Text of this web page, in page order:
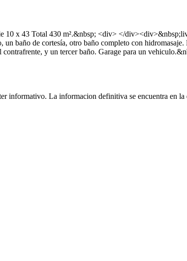
10 x 43 Total 430 m².&nbsp; <div> </
baño de cortesía, otro baño completo con
y un tercer baño. Garage para un
informativo. La informacion definitiva se encuentra en